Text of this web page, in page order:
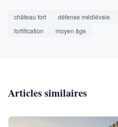
château fort défense médiévale
fortification
moyen âge
Articles similaires